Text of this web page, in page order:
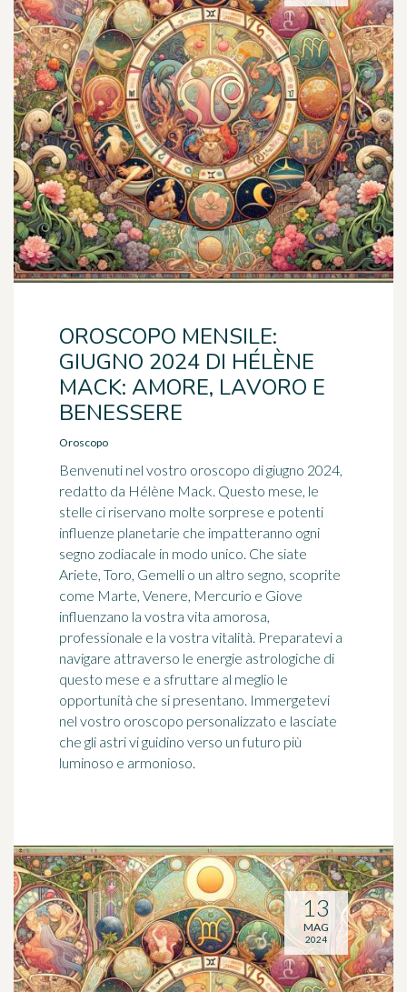
OROSCOPO MENSILE:
GIUGNO 2024 DI HÉLÈNE
MACK: AMORE, LAVORO E
BENESSERE
Oroscopo
Benvenuti nel vostro oroscopo di giugno 2024,
redatto da Hélène Mack. Questo mese, le
stelle ci riservano molte sorprese e potenti
influenze planetarie che impatteranno ogni
segno zodiacale in modo unico. Che siate
Ariete, Toro, Gemelli o un altro segno, scoprite
come Marte, Venere, Mercurio e Giove
influenzano la vostra vita amorosa,
professionale e la vostra vitalità. Preparatevi a
navigare attraverso le energie astrologiche di
questo mese e a sfruttare al meglio le
opportunità che si presentano. Immergetevi
nel vostro oroscopo personalizzato e lasciate
che gli astri vi guidino verso un futuro più
luminoso e armonioso.
13
MAG
2024